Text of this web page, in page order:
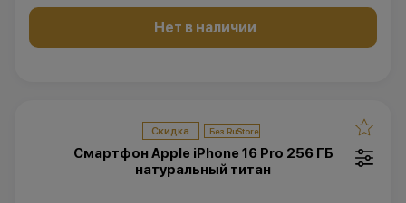
Нет в наличии
Скидка
Смартфон Apple iPhone 16 Pro 256 ГБ
натуральный титан